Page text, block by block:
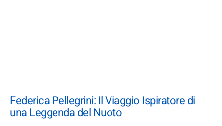
Federica Pellegrini: Il Viaggio Ispiratore di
una Leggenda del Nuoto